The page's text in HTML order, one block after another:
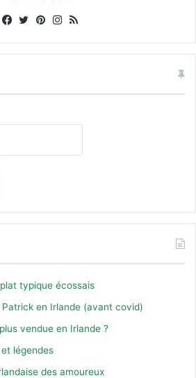
Facebook
X PinterestInstagram
typique écossais
en Irlande (avant covid)
vendue en Irlande ?
légendes
des amoureux